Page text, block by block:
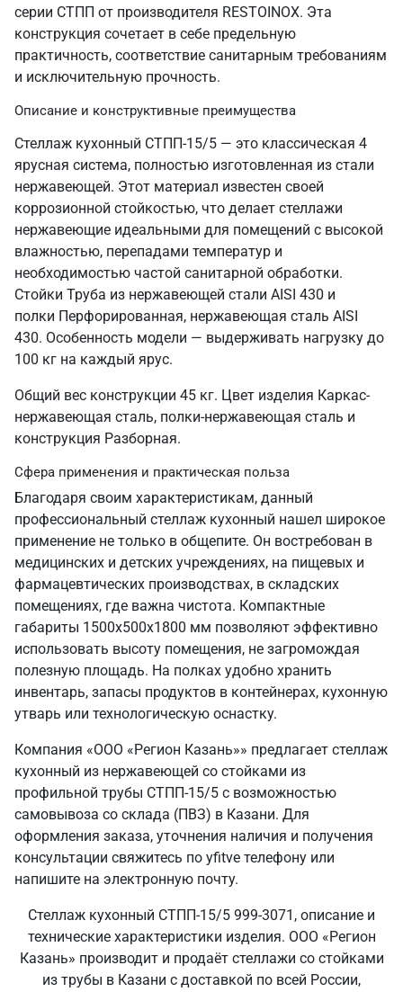
серии СТПП от производителя RESTOINOX. Эта
конструкция сочетает в себе предельную
практичность, соответствие санитарным требованиям
и исключительную прочность.
Описание и конструктивные преимущества
Стеллаж кухонный СТПП-15/5 — это классическая 4
ярусная система, полностью изготовленная из стали
нержавеющей. Этот материал известен своей
коррозионной стойкостью, что делает стеллажи
нержавеющие идеальными для помещений с высокой
влажностью, перепадами температур и
необходимостью частой санитарной обработки.
Стойки Труба из нержавеющей стали AISI 430 и
полки Перфорированная, нержавеющая сталь AISI
430. Особенность модели — выдерживать нагрузку до
100 кг на каждый ярус.
Общий вес конструкции 45 кг. Цвет изделия Каркас-
нержавеющая сталь, полки-нержавеющая сталь и
конструкция Разборная.
Сфера применения и практическая польза
Благодаря своим характеристикам, данный
профессиональный стеллаж кухонный нашел широкое
применение не только в общепите. Он востребован в
медицинских и детских учреждениях, на пищевых и
фармацевтических производствах, в складских
помещениях, где важна чистота. Компактные
габариты 1500х500х1800 мм позволяют эффективно
использовать высоту помещения, не загромождая
полезную площадь. На полках удобно хранить
инвентарь, запасы продуктов в контейнерах, кухонную
утварь или технологическую оснастку.
Компания «ООО «Регион Казань»» предлагает стеллаж
кухонный из нержавеющей со стойками из
профильной трубы СТПП-15/5 с возможностью
самовывоза со склада (ПВЗ) в Казани. Для
оформления заказа, уточнения наличия и получения
консультации свяжитесь по yfitve телефону или
напишите на электронную почту.
Стеллаж кухонный СТПП-15/5 999-3071, описание и
технические характеристики изделия. ООО «Регион
Казань» производит и продаёт стеллажи со стойками
из трубы в Казани с доставкой по всей России,